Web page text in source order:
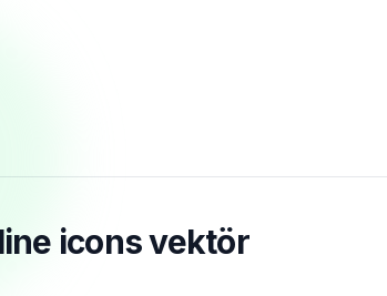
icons vektör